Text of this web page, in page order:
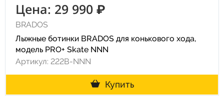
Цена: 29 990 ₽
BRADOS
Лыжные ботинки BRADOS для конькового хода,
модель PRO+ Skate NNN
Артикул: 222B-NNN
Купить